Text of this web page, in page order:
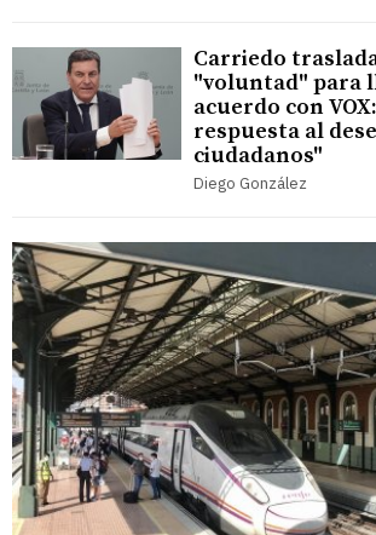
Carriedo
"voluntad" para
acuerdo con
respuesta al
ciudadanos"
Diego González